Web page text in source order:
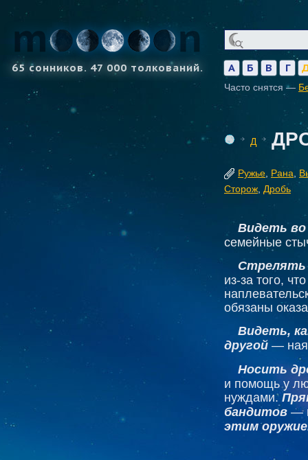
65 сонников. 47 000 толкований. А Б В Г
Часто снятся —
Д
Ружье Рана
Сторож Дробь
Видеть во
семейные
Стрелять
из-за того,
обязаны
Видеть,
другой —
Носить
и помощь у
нуждами.
бандитов —
этим